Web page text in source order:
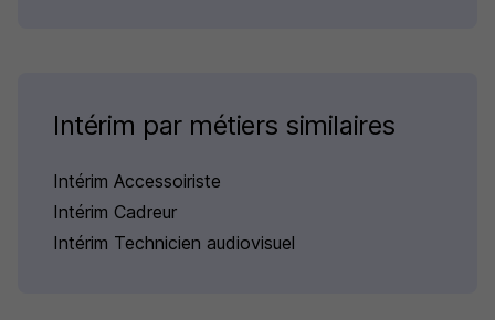
Intérim par métiers similaires
Intérim Accessoiriste
Intérim Cadreur
Intérim Technicien audiovisuel